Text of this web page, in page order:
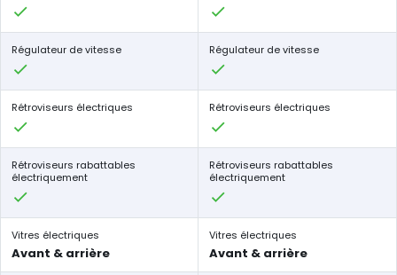
Régulateur de vitesse Régulateur de vitesse
Rétroviseurs électriques Rétroviseurs électriques
Rétroviseurs rabattables
électriquement
Rétroviseurs rabattables
électriquement
Vitres électriques
Avant & arrière
Vitres électriques
Avant & arrière